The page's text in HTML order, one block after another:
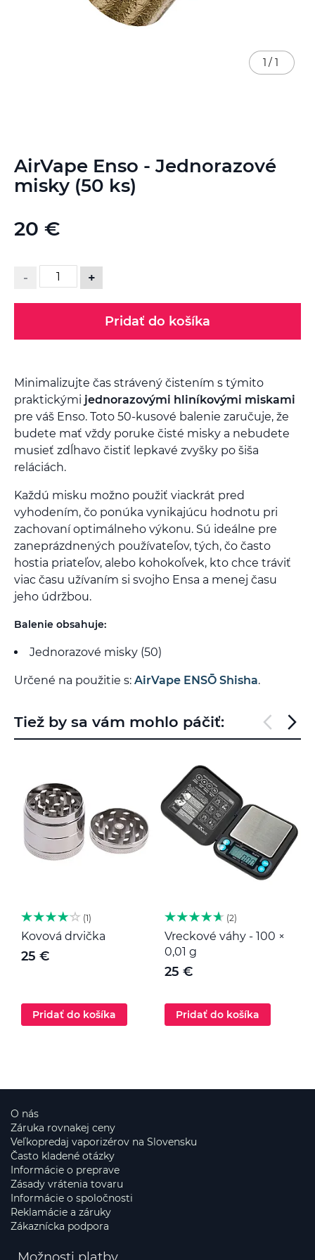
AirVape Enso - Jednorazové
misky (50 ks)
20 €
- +
Pridať do košíka
Minimalizujte čas strávený čistením s týmito
praktickými jednorazovými hliníkovými miskami
pre váš Enso. Toto 50-kusové balenie zaručuje, že
budete mať vždy poruke čisté misky a nebudete
musieť zdĺhavo čistiť lepkavé zvyšky po šiša
reláciách.
Každú misku možno použiť viackrát pred
vyhodením, čo ponúka vynikajúcu hodnotu pri
zachovaní optimálneho výkonu. Sú ideálne pre
zaneprázdnených používateľov, tých, čo často
hostia priateľov, alebo kohokoľvek, kto chce tráviť
viac času užívaním si svojho Ensa a menej času
jeho údržbou.
Balenie obsahuje:
Jednorazové misky (50)
Určené na použitie s: AirVape ENSŌ Shisha.
1 / 1
na
začiatok
galérie
Tiež by sa vám mohlo páčiť:
1
Kovová drvička
25 €
Pridať do košíka
2
Vreckové váhy - 100 ×
0,01 g
25 €
Pridať do košíka
O nás
Záruka rovnakej ceny
Veľkopredaj vaporizérov na Slovensku
Často kladené otázky
Informácie o preprave
Zásady vrátenia tovaru
Informácie o spoločnosti
Reklamácie a záruky
Zákaznícka podpora